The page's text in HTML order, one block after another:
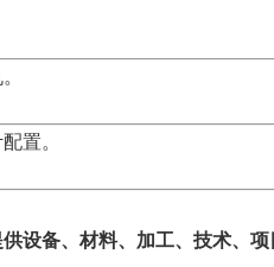
置。
设备、材料、加工、技术、